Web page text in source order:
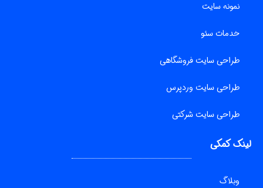
نمونه سایت
خدمات سئو
طراحی سایت فروشگاهی
طراحی سایت وردپرس
طراحی سایت شرکتی
لینک کمکی
وبلاگ